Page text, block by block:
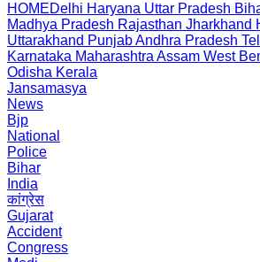
HOMEDelhi Haryana Uttar Pradesh
Madhya Pradesh Rajasthan Jharkhand
Uttarakhand PunjabAndhra Pradesh
Karnataka Maharashtra Assam West
Odisha Kerala
Jansamasya
News
Bjp
National
Police
Bihar
India
कांग्रेस
Gujarat
Accident
Congress